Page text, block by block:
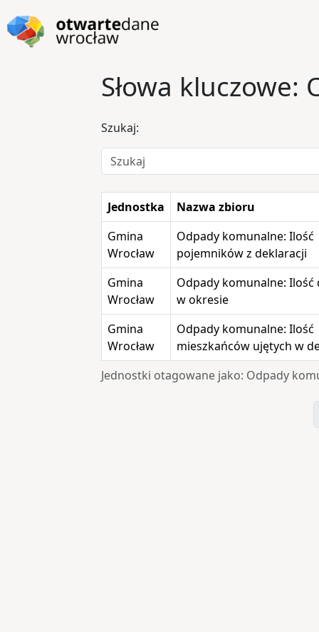
Przejdź do stopki
Słowa
Szukaj:
Jednostki otagowane jako: Odpady
Jednostka
Nazwa zbioru
Gmina
Wrocław
Odpady komunalne: Ilość
pojemników z deklaracji
Gmina
Wrocław
Odpady komunalne: Ilość
w okresie
Gmina
Wrocław
Odpady komunalne: Ilość
mieszkańców ujętych w